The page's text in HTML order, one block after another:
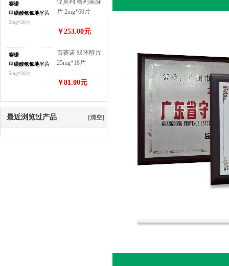
赛诺
甲磺酸氨氯地平片
5mg*28片
亚莫利 格列美脲
片 2mg*60片
￥253.00元
赛诺
甲磺酸氨氯地平片
5mg*28片
百赛诺 双环醇片
25mg*18片
￥81.00元
最近浏览过产品 [清空]